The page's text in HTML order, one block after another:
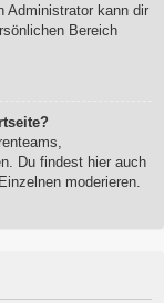
Administrator kann dir
Bereich
Du findest hier auch
moderieren.